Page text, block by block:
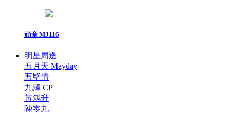
頑童 MJ116
明星周邊
五月天 Mayday
五堅情
九澤 CP
黃鴻升
陳零九